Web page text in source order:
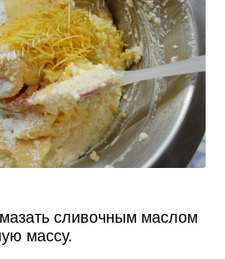
сливочным маслом
массу.